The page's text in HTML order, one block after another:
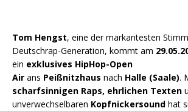
Tom Hengst, eine der markantesten
Deutschrap-Generation, kommt am
ein exklusives HipHop-Open
Air ans Peißnitzhaus nach Halle (Saale).
scharfsinnigen Raps, ehrlichen Texten
unverwechselbaren Kopfnickersound hat